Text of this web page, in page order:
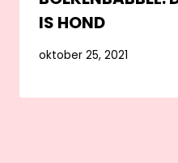
IS HOND
oktober 25, 2021